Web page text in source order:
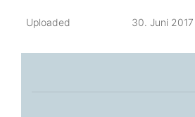
Uploaded 30. Juni 2017